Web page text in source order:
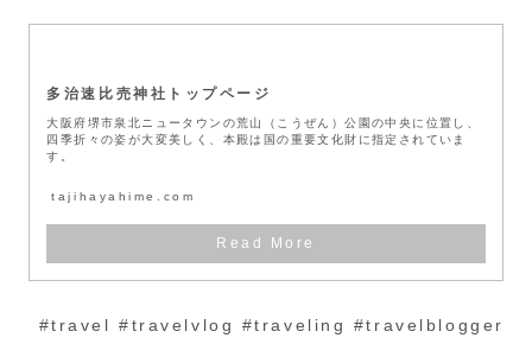
多治速比売神社トップページ
大阪府堺市泉北ニュータウンの荒山（こうぜん）公園の中央に位置し、
四季折々の姿が大変美しく、本殿は国の重要文化財に指定されていま
す。
tajihayahime.com
#travel #travelvlog #traveling #travelblogger